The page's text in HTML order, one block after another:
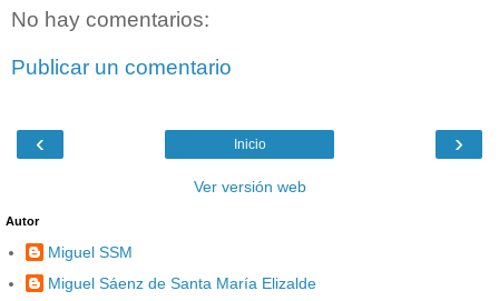
No hay comentarios:
Publicar un comentario
‹ ›
Inicio
Ver versión web
Autor
Miguel SSM
Miguel Sáenz de Santa María Elizalde